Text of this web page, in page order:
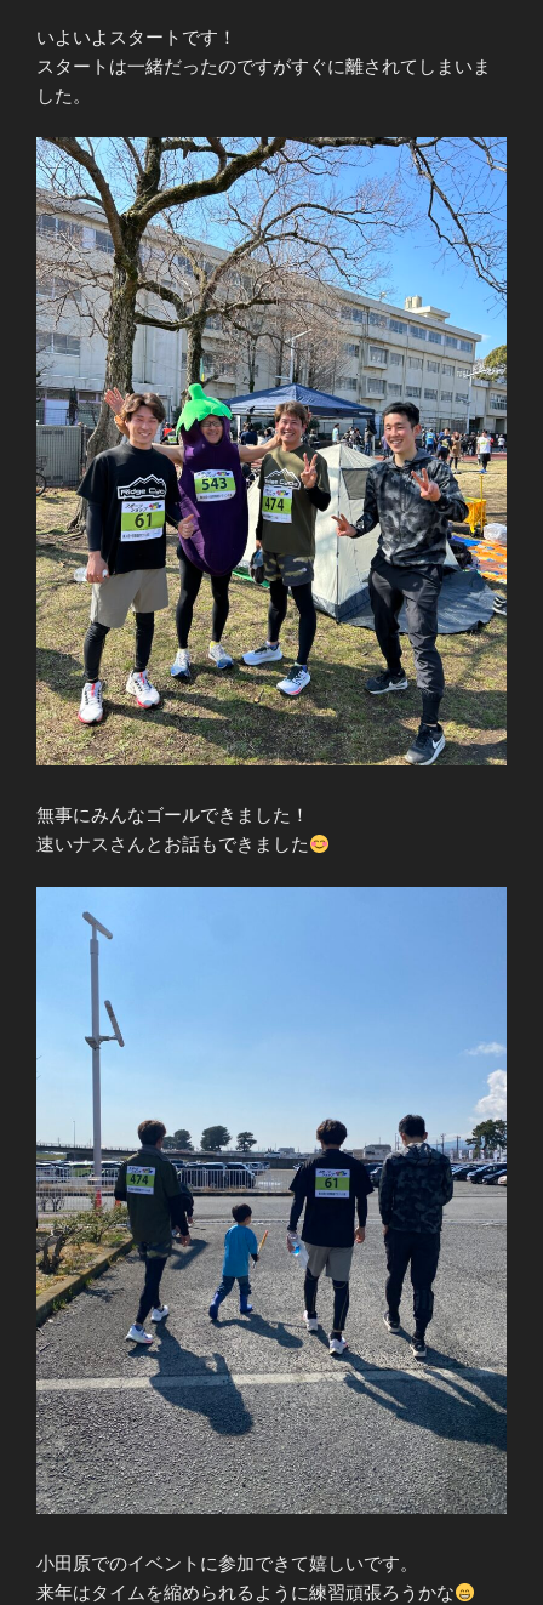
いよいよスタートです！
スタートは一緒だったのですがすぐに離されてしまいま
した。
無事にみんなゴールできました！
速いナスさんとお話もできました
小田原でのイベントに参加できて嬉しいです。
来年はタイムを縮められるように練習頑張ろうかな